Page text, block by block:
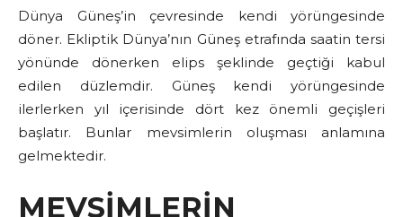
Dünya Güneş’in çevresinde kendi yörüngesinde
döner. Ekliptik Dünya’nın Güneş etrafında saatin tersi
yönünde dönerken elips şeklinde geçtiği kabul
edilen düzlemdir. Güneş kendi yörüngesinde
ilerlerken yıl içerisinde dört kez önemli geçişleri
başlatır. Bunlar mevsimlerin oluşması anlamına
gelmektedir.
MEVSİMLERİN